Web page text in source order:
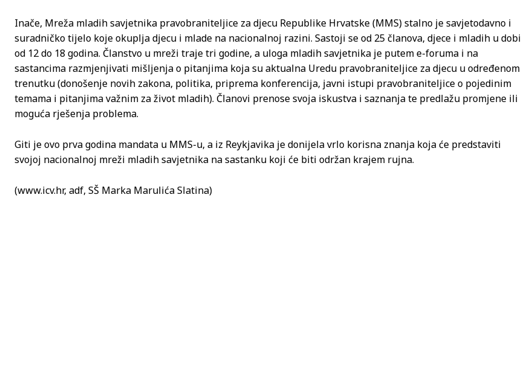
Inače, Mreža mladih savjetnika pravobraniteljice za djecu Republike Hrvatske (MMS) stalno je savjetodavno i
suradničko tijelo koje okuplja djecu i mlade na nacionalnoj razini. Sastoji se od 25 članova, djece i mladih u dobi
od 12 do 18 godina. Članstvo u mreži traje tri godine, a uloga mladih savjetnika je putem e-foruma i na
sastancima razmjenjivati mišljenja o pitanjima koja su aktualna Uredu pravobraniteljice za djecu u određenom
trenutku (donošenje novih zakona, politika, priprema konferencija, javni istupi pravobraniteljice o pojedinim
temama i pitanjima važnim za život mladih). Članovi prenose svoja iskustva i saznanja te predlažu promjene ili
moguća rješenja problema.
Giti je ovo prva godina mandata u MMS-u, a iz Reykjavika je donijela vrlo korisna znanja koja će predstaviti
svojoj nacionalnoj mreži mladih savjetnika na sastanku koji će biti održan krajem rujna.
(www.icv.hr, adf, SŠ Marka Marulića Slatina)